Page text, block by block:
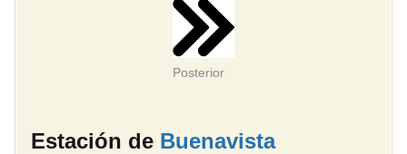
Posterior
Estación de Buenavista